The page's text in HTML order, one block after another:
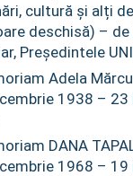
cultură și alți
deschisă) – de
Președintele
Adela
1938 – 23
DANA
1968 – 19